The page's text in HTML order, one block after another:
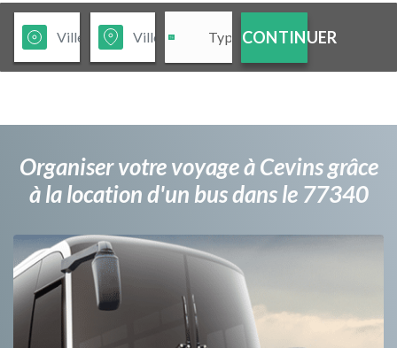
CONTINUER
Organiser votre voyage à Cevins grâce
à la location d'un bus dans le 77340